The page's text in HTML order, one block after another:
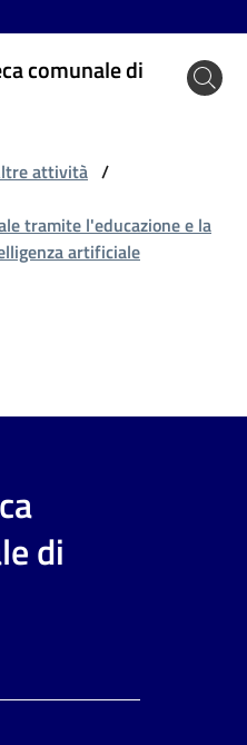
comunale di
attività /
tramite l'educazione e la
artificiale
di